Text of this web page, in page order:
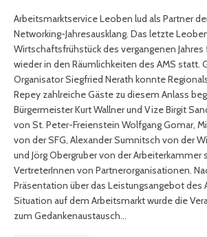
Arbeitsmarktservice Leoben lud als Partner
Networking-Jahresausklang. Das letzte
Wirtschaftsfrühstück des vergangenen
wieder in den Räumlichkeiten des AMS statt.
Organisator Siegfried Nerath konnte
Repey zahlreiche Gäste zu diesem Anlass
Bürgermeister Kurt Wallner und Vize Birgit
von St. Peter-Freienstein Wolfgang Gomar,
von der SFG, Alexander Sumnitsch von der
und Jörg Obergruber von der Arbeiterkammer
VertreterInnen von Partnerorganisationen.
Präsentation über das Leistungsangebot des
Situation auf dem Arbeitsmarkt wurde die
zum Gedankenaustausch…